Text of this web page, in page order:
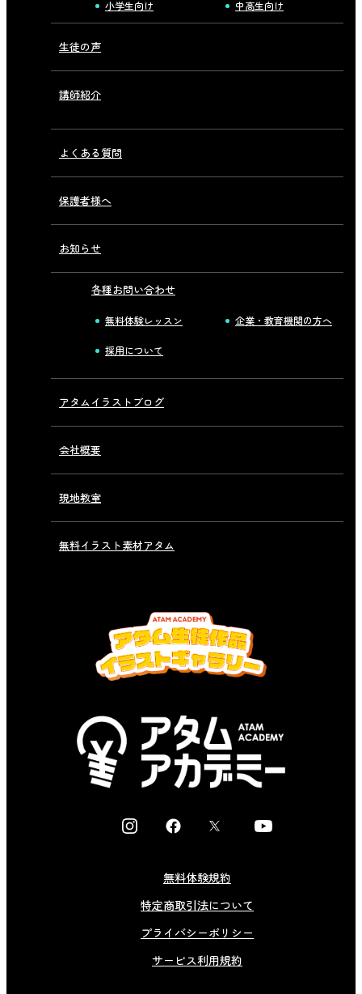
小学生向け 中高生向け
生徒の声
講師紹介
よくある質問
保護者様へ
お知らせ
各種お問い合わせ
無料体験レッスン 企業・教育機関の方へ
採用について
アタムイラストブログ
会社概要
現地教室
無料イラスト素材アタム
I
a
g
F
e
b
o
k
X
Y
無料体験規約
特定商取引法について
プライバシーポリシー
サービス利用規約